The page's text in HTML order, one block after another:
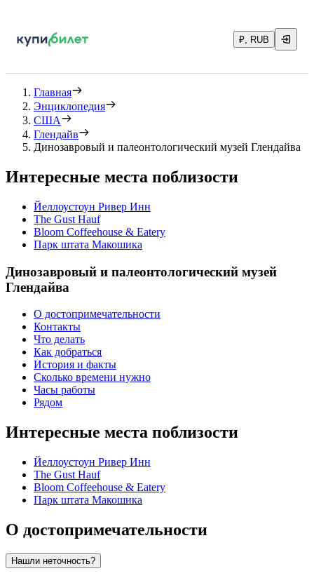
₽, RUB
Главная
Энциклопедия
США
Глендайв
Динозавровый и палеонтологический музей Глендайва
Интересные места поблизости
Йеллоустоун Ривер Инн
The Gust Hauf
Bloom Coffeehouse & Eatery
Парк штата Макошика
Динозавровый и палеонтологический музей
Глендайва
О достопримечательности
Контакты
Что делать
Как добраться
История и факты
Сколько времени нужно
Часы работы
Рядом
Интересные места поблизости
Йеллоустоун Ривер Инн
The Gust Hauf
Bloom Coffeehouse & Eatery
Парк штата Макошика
О достопримечательности
Нашли неточность?